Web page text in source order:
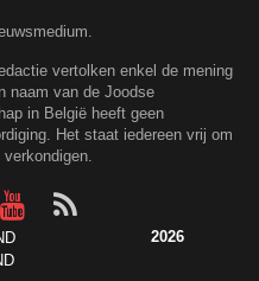
vertolken enkel de mening
naam van de Joodse
in België heeft geen
Het staat iedereen vrij om
2026